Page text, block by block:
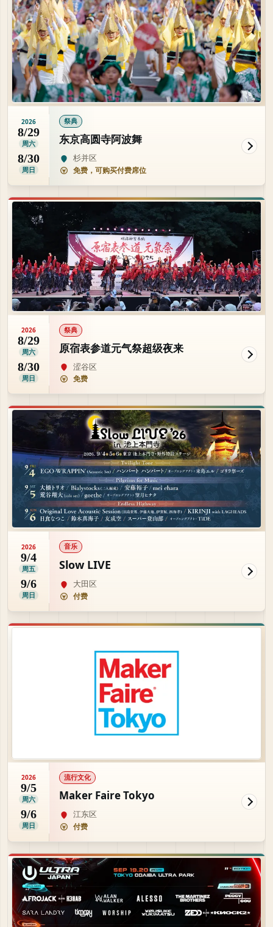
2026
8/29
周六
8/30
周日
祭典
东京高圆寺阿波舞
杉并区
免费，可购买付费席位
2026
8/29
周六
8/30
周日
祭典
原宿表参道元气祭超级夜来
涩谷区
免费
2026
9/4
周五
9/6
周日
音乐
Slow LIVE
大田区
付费
2026
9/5
周六
9/6
周日
流行文化
Maker Faire Tokyo
江东区
付费